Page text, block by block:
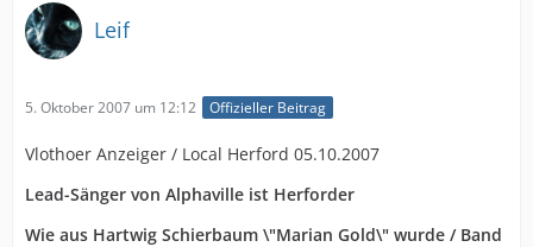
Leif
5. Oktober 2007 um 12:12 Offizieller Beitrag
Vlothoer Anzeiger / Local Herford 05.10.2007
Lead-Sänger von Alphaville ist Herforder
Wie aus Hartwig Schierbaum \"Marian Gold\" wurde / Band